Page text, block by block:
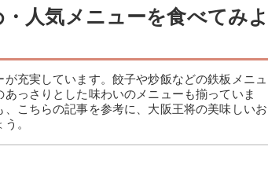
人気メニューを食べてみよ
充実しています。餃子や炒飯などの鉄板メニュ
っさりとした味わいのメニューも揃っていま
こちらの記事を参考に、大阪王将の美味しいお
。